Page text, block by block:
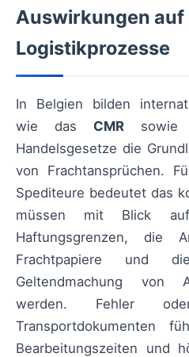
Auswirkungen auf
Logistikprozesse
In Belgien bilden
wie das CMRsowie
Handelsgesetze die
von Frachtansprüchen.
Spediteure bedeutet das
müssen mit Blick
Haftungsgrenzen, die
Frachtpapiere und
Geltendmachung von
werden. Fehler
Transportdokumenten
Bearbeitungszeiten und